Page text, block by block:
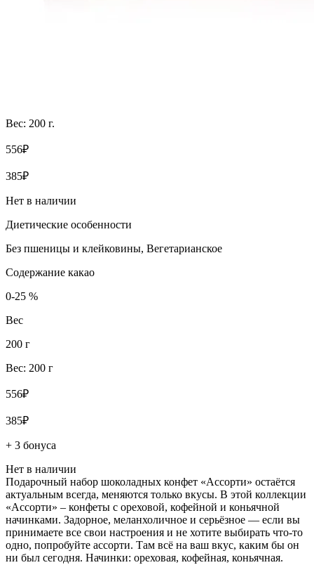
Вес: 200 г.
556₽
385₽
Нет в наличии
Диетические особенности
Без пшеницы и клейковины, Вегетарианское
Содержание какао
0-25 %
Вес
200 г
Вес: 200 г
556₽
385₽
+ 3 бонуса
Нет в наличии
Подарочный набор шоколадных конфет «Ассорти» остаётся
актуальным всегда, меняются только вкусы. В этой коллекции
«Ассорти» – конфеты с ореховой, кофейной и коньячной
начинками. Задорное, меланхоличное и серьёзное — если вы
принимаете все свои настроения и не хотите выбирать что-то
одно, попробуйте ассорти. Там всё на ваш вкус, каким бы он
ни был сегодня. Начинки: ореховая, кофейная, коньячная.